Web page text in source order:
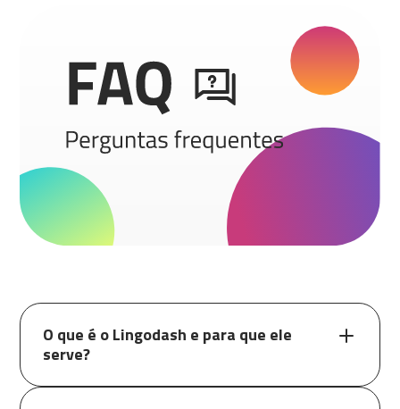
O que é o Lingodash e para que ele
serve?